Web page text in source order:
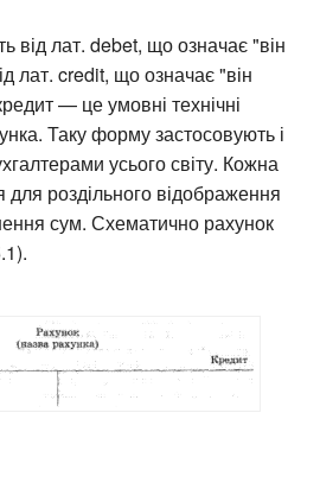
від лат. debet, що означає "він
лат. credit, що означає "він
— це умовні технічні
Таку форму застосовують і
усього світу. Кожна
для роздільного відображення
сум. Схематично рахунок